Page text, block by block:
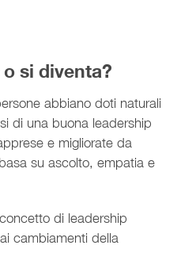
si diventa?
abbiano doti naturali
di una buona leadership
e migliorate da
su ascolto, empatia e
di leadership
cambiamenti della